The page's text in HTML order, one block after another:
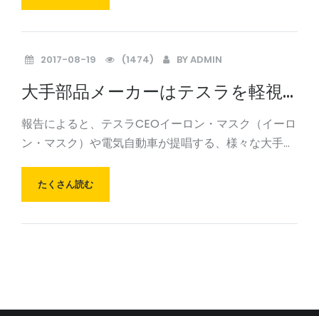
は、セラミックスのうち、「長い」にアルミを作りま
す。こ
2017-08-19 (1474) BYADMIN
大手部品メーカーはテスラを軽視
している：彼らは電気自動車につ
いて楽観的ではない
報告によると、テスラCEOイーロン・マスク（イーロ
ン・マスク）や電気自動車が提唱する、様々な大手自
プライヤーは払っていません。25の自動車メーカーの
北米最大のサプライヤーでは、電気自動車の販売に今
月5人
たくさん読む